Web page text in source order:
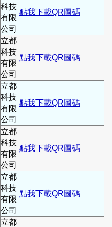
科技
有限
公司
點我下載QR圖碼
立都
科技
有限
公司
點我下載QR圖碼
立都
科技
有限
公司
點我下載QR圖碼
立都
科技
有限
公司
點我下載QR圖碼
立都
科技
有限
公司
點我下載QR圖碼
立都